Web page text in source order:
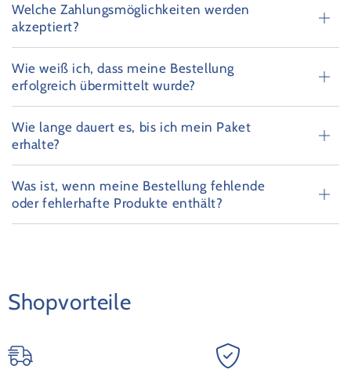
Welche Zahlungsmöglichkeiten werden
akzeptiert?
Wie weiß ich, dass meine Bestellung
erfolgreich übermittelt wurde?
Wie lange dauert es, bis ich mein Paket
erhalte?
Was ist, wenn meine Bestellung fehlende
oder fehlerhafte Produkte enthält?
Shopvorteile